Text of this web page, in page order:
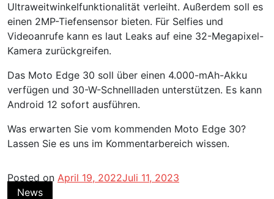
Ultraweitwinkelfunktionalität verleiht. Außerdem soll es
einen 2MP-Tiefensensor bieten. Für Selfies und
Videoanrufe kann es laut Leaks auf eine 32-Megapixel-
Kamera zurückgreifen.
Das Moto Edge 30 soll über einen 4.000-mAh-Akku
verfügen und 30-W-Schnellladen unterstützen. Es kann
Android 12 sofort ausführen.
Was erwarten Sie vom kommenden Moto Edge 30?
Lassen Sie es uns im Kommentarbereich wissen.
Posted on April 19, 2022Juli 11, 2023
News